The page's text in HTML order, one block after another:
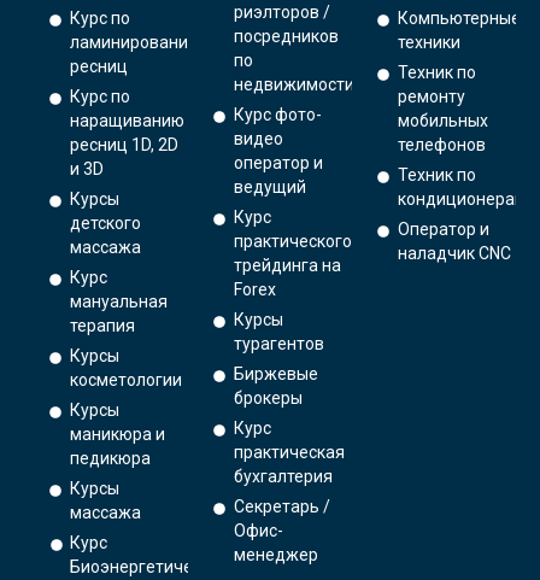
Курс по
ламинированию
ресниц
Курс по
наращиванию
ресниц 1D, 2D
и 3D
Курсы
детского
массажа
Курс
мануальная
терапия
Курсы
косметологии
Курсы
маникюра и
педикюра
Курсы
массажа
Курс
Биоэнергетический
риэлторов /
посредников
по
недвижимости
Курс фото-
видео
оператор и
ведущий
Курс
практического
трейдинга на
Forex
Курсы
турагентов
Биржевые
брокеры
Курс
практическая
бухгалтерия
Секретарь /
Офис-
менеджер
Компьютерные
техники
Техник по
ремонту
мобильных
телефонов
Техник по
кондиционерам
Оператор и
наладчик CNC